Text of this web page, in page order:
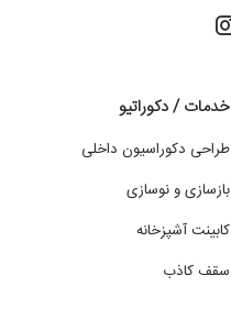
خدمات / دکوراتیو
طراحی دکوراسیون داخلی
بازسازی و نوسازی
کابینت آشپزخانه
سقف کاذب